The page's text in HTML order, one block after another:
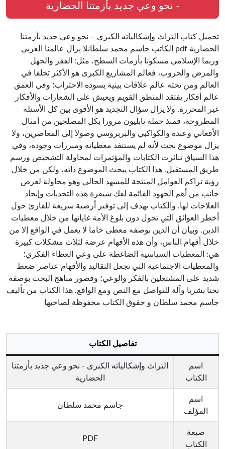
- نحو وعي جديد بأزمتنا الحضارية
تحميل كتاب التراث وإشكالياته الكبرى – نحو وعي جديد بأزمتنا
الحضارية pdf الكاتب جاسم محمد سلطانلا يزال عالمنا العربي
وربما الإسلامي مسكونا بأزمات السطح، مثل: الفقر والجهل
والمرض والحروب، فعالم المشاريع الكبرى هو الأكثر تخلفا في
العالم ومن تحته عالم علاقات بينية يسوده الاحتراب؛ وفي العمق
عالم أفكار يفتقد المنطق القويم ويعيش على الشعارات والأفكار
غير المحررة. ولا يزال سؤال التجديد هو الأقوى بين كل الأسئلة
المطروحة، فمنذ حملة نابليون مرورا بكل المصلحين من أمثال
الأفغاني وعبده والكواكبي والبربروسي وصولا إلى المعاصرين، ولا
يزال موضوع بحث لأنه لم يستنفد معطياته ومبررات وجوده، وفي
هذا السياق تناثرت الكتابات والمؤتمرات لمحاولة التشخيص ورسم
طريق المستقبل. هذا الكتاب يبحث الموضوع ذاته، ولكن من خلال
رؤية تراكم العوامل المنتجة للمشهد الحالي وهو محاولة لعرض
جانب من أهم الجهود القائمة لفك شيفرة هذه التحديات وإيجاد
العلاجات لها. والكتاب يهدف إلى توفير أرضية سريعة للقارئ حول
أخطر العوائق التي تحول دون بلوغ الأمة غاياتها من خلال معطيات
الدين. وبيان أن الدين بوصفه معطى خاما لا يعمل في الواقع إلا من
خلال أفهام الناس، وأن هذه الأفهام عرضة لثلاث مشكلات كبيرة
هي: المعطيات السياسية الضاغطة على وعي العطاء الفكري؛
والمعطيات الاجتماعية التي تجعل التقاليد والأفهام عناصر ضغط
شديد على المشتغلين بالفكر والوعي؛ وقصور مناهج البحث بوصفه
نحتا بشريا وآلة للتواصل مع النص ومع الواقع. هذا الكتاب من تأليف
جاسم محمد سلطان و حقوق الكتاب محفوظة لصاحبها
تفاصيل الكتاب
اسم
الكتاب
التراث وإشكالياته الكبرى - نحو وعي جديد بأزمتنا
الحضارية
اسم
المؤلف
جاسم محمد سلطان
صيغة
الكتاب
PDF